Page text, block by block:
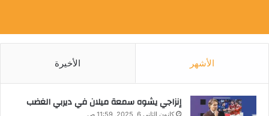
الأشهر الأخيرة
إنزاجي يشوه سمعة ميلان في ديربي الغضب